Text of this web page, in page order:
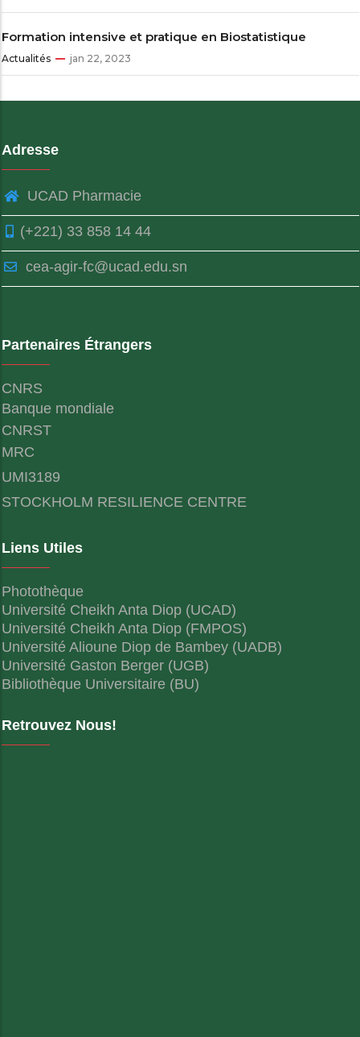
Formation intensive et pratique en Biostatistique
Actualités jan 22, 2023
Adresse
UCAD Pharmacie
(+221) 33 858 14 44
cea-agir-fc@ucad.edu.sn
Partenaires Étrangers
CNRS
Banque mondiale
CNRST
MRC
UMI3189
STOCKHOLM RESILIENCE CENTRE
Liens Utiles
Photothèque
Université Cheikh Anta Diop (UCAD)
Université Cheikh Anta Diop (FMPOS)
Université Alioune Diop de Bambey (UADB)
Université Gaston Berger (UGB)
Bibliothèque Universitaire (BU)
Retrouvez Nous!